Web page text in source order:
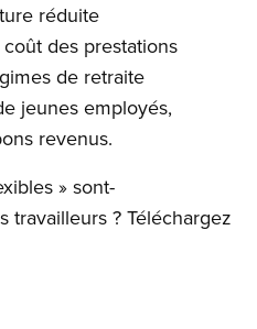
réduite
des prestations
de retraite
jeunes employés,
revenus.
» sont-
travailleurs ? Téléchargez